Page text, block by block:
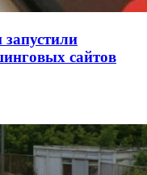
сайтов